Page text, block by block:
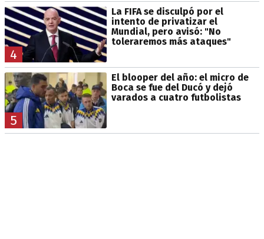
4
La FIFA se disculpó por el
intento de privatizar el
Mundial, pero avisó: "No
toleraremos más ataques"
5
El blooper del año: el micro de
Boca se fue del Ducó y dejó
varados a cuatro futbolistas